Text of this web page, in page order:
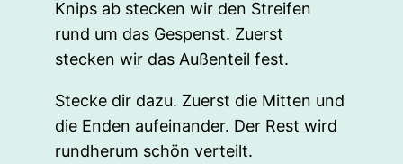
Knips ab stecken wir den Streifen
rund um das Gespenst. Zuerst
stecken wir das Außenteil fest.
Stecke dir dazu. Zuerst die Mitten und
die Enden aufeinander. Der Rest wird
rundherum schön verteilt.